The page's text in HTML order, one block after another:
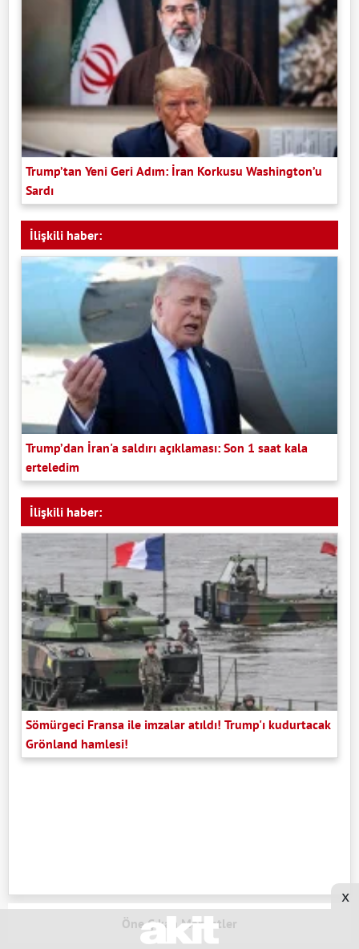
Trump’tan Yeni Geri Adım: İran Korkusu Washington’u
Sardı
İlişkili haber:
Trump’dan İran'a saldırı açıklaması: Son 1 saat kala
erteledim
İlişkili haber:
Sömürgeci Fransa ile imzalar atıldı! Trump'ı kudurtacak
Grönland hamlesi!
Öne Çıkan Manşetler
x